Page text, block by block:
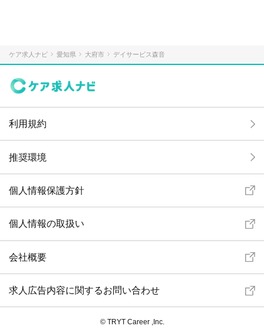
ケア求人ナビ 愛知県 大府市 デイサービス森音
利用規約
推奨環境
個人情報保護方針
個人情報の取扱い
会社概要
求人広告内容に関するお問い合わせ
© TRYT Career ,Inc.